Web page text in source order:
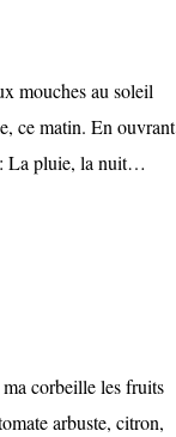
mouches au soleil
ce matin. En ouvrant
: La pluie, la nuit…
corbeille les fruits
arbuste, citron,